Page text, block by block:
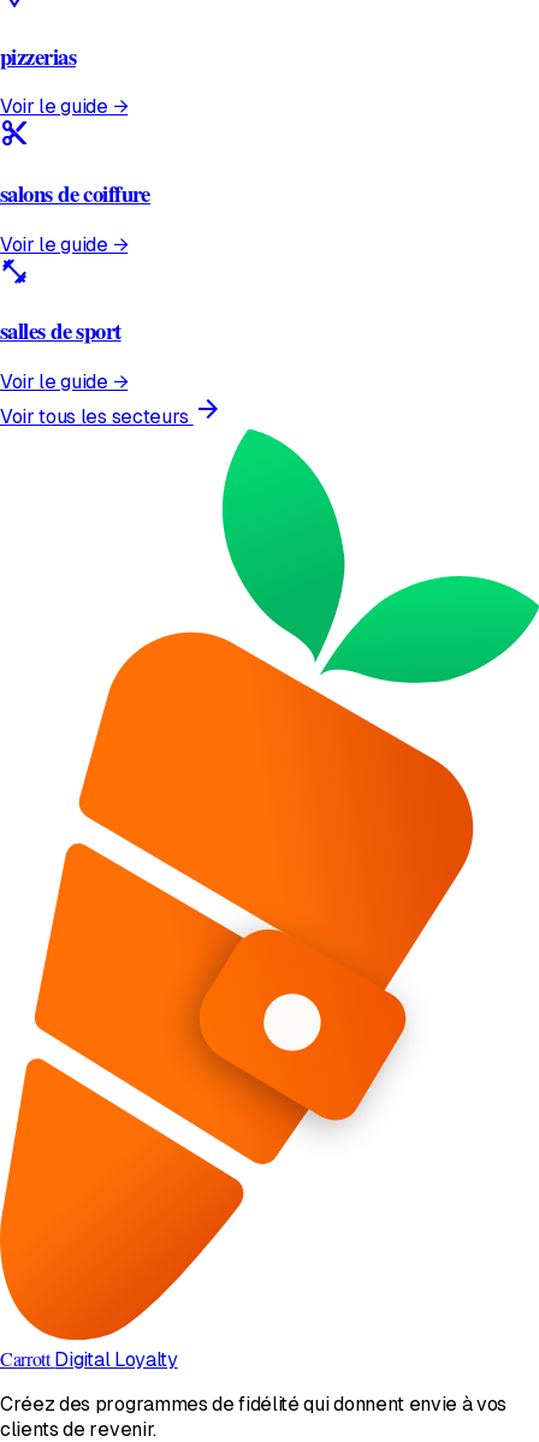
pizzerias
Voir le guide →
content_cut
salons de coiffure
Voir le guide →
fitness_center
salles de sport
Voir le guide →
Voir tous les secteurs arrow_forward
Carrott Digital Loyalty
Créez des programmes de fidélité qui donnent envie à vos
clients de revenir.